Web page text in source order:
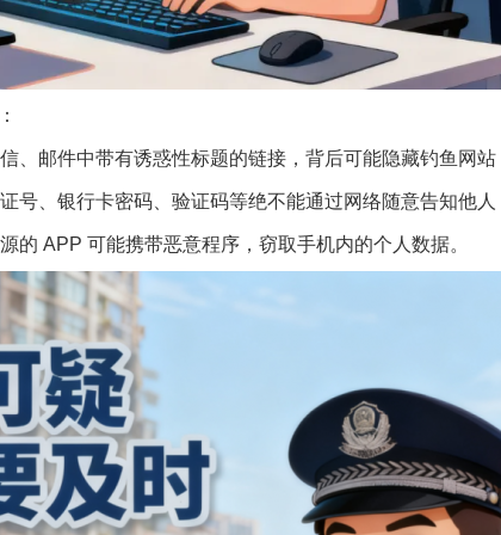
邮件中带有诱惑性标题的链接，背后可能隐藏钓鱼网站
、银行卡密码、验证码等绝不能通过网络随意告知他人
APP 可能携带恶意程序，窃取手机内的个人数据。